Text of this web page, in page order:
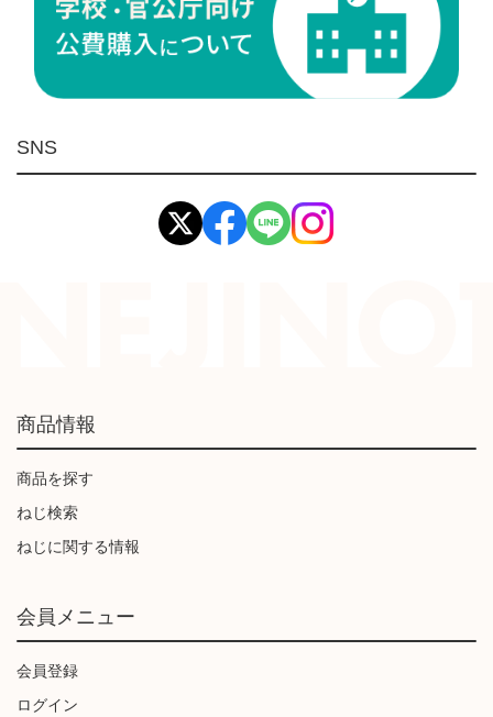
ケミカル製品
荷役伝導
環境安全用品
イマオ製品(IMAO)
工業資材(栃木屋)
SNS
商品情報
商品を探す
ねじ検索
ねじに関する情報
会員メニュー
会員登録
ログイン